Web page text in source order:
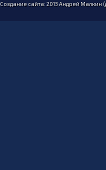
Создание сайта: 2013 Андрей Малкин